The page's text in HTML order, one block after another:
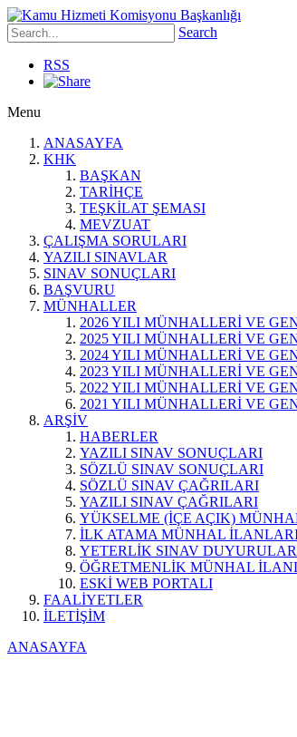
Search
RSS
Menu
ANASAYFA
KHK
BAŞKAN
TARİHÇE
TEŞKİLAT ŞEMASI
MEVZUAT
ÇALIŞMA SORULARI
YAZILI SINAVLAR
SINAV SONUÇLARI
BAŞVURU
MÜNHALLER
2026 YILI MÜNHALLERİ VE
2025 YILI MÜNHALLERİ VE
2024 YILI MÜNHALLERİ VE
2023 YILI MÜNHALLERİ VE
2022 YILI MÜNHALLERİ VE
2021 YILI MÜNHALLERİ VE
ARŞİV
HABERLER
YAZILI SINAV SONUÇLARI
SÖZLÜ SINAV SONUÇLARI
SÖZLÜ SINAV ÇAĞRILARI
YAZILI SINAV ÇAĞRILARI
YÜKSELME (İÇE AÇIK)
İLK ATAMA MÜNHAL
YETERLİK SINAV
ÖĞRETMENLİK MÜNHAL
ESKİ WEB PORTALI
FAALİYETLER
İLETİŞİM
ANASAYFA